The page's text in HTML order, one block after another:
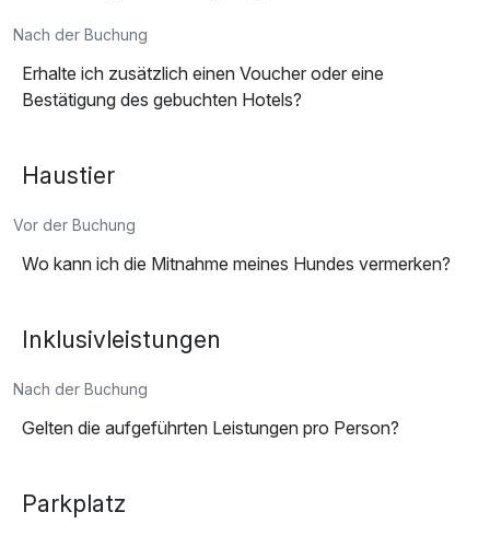
Nach der Buchung
Erhalte ich zusätzlich einen Voucher oder eine
Bestätigung des gebuchten Hotels?
Haustier
Vor der Buchung
Wo kann ich die Mitnahme meines Hundes vermerken?
Inklusivleistungen
Nach der Buchung
Gelten die aufgeführten Leistungen pro Person?
Parkplatz